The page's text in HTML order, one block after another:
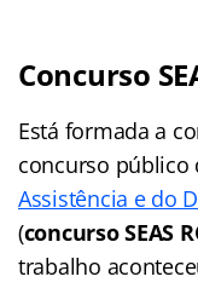
Concurso
Está formada a
concurso público
Assistência e do
(concurso SEAS
trabalho